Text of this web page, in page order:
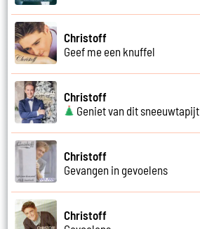
Christoff
Geef me een knuffel
Christoff
Geniet van dit sneeuwtapijt
Christoff
Gevangen in gevoelens
Christoff